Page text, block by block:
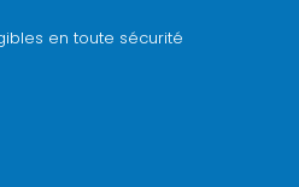
en toute sécurité